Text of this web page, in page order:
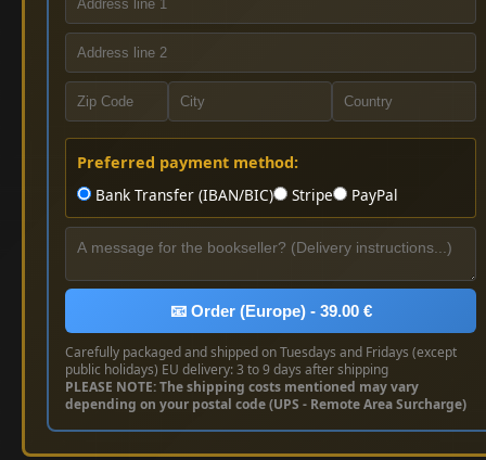
Preferred payment method:
Bank Transfer (IBAN/BIC)
Stripe PayPal
📧 Order (Europe) - 39.00 €
Carefully packaged and shipped on Tuesdays and Fridays (except
public holidays) EU delivery: 3 to 9 days after shipping
PLEASE NOTE: The shipping costs mentioned may vary
depending on your postal code (UPS - Remote Area Surcharge)